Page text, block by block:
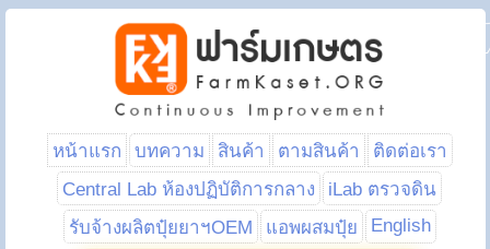
หน้าแรก บทความ สินค้า ตามสินค้า
ติดต่อเรา
Central Lab ห้องปฏิบัติการกลาง
iLab ตรวจดิน
รับจ้างผลิตปุ๋ยยาฯOEM
แอพผสมปุ๋ย English